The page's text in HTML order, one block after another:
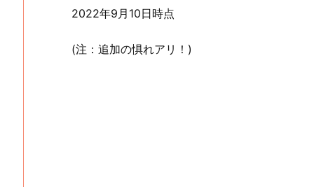
2022年9月10日時点
(注：追加の惧れアリ！)